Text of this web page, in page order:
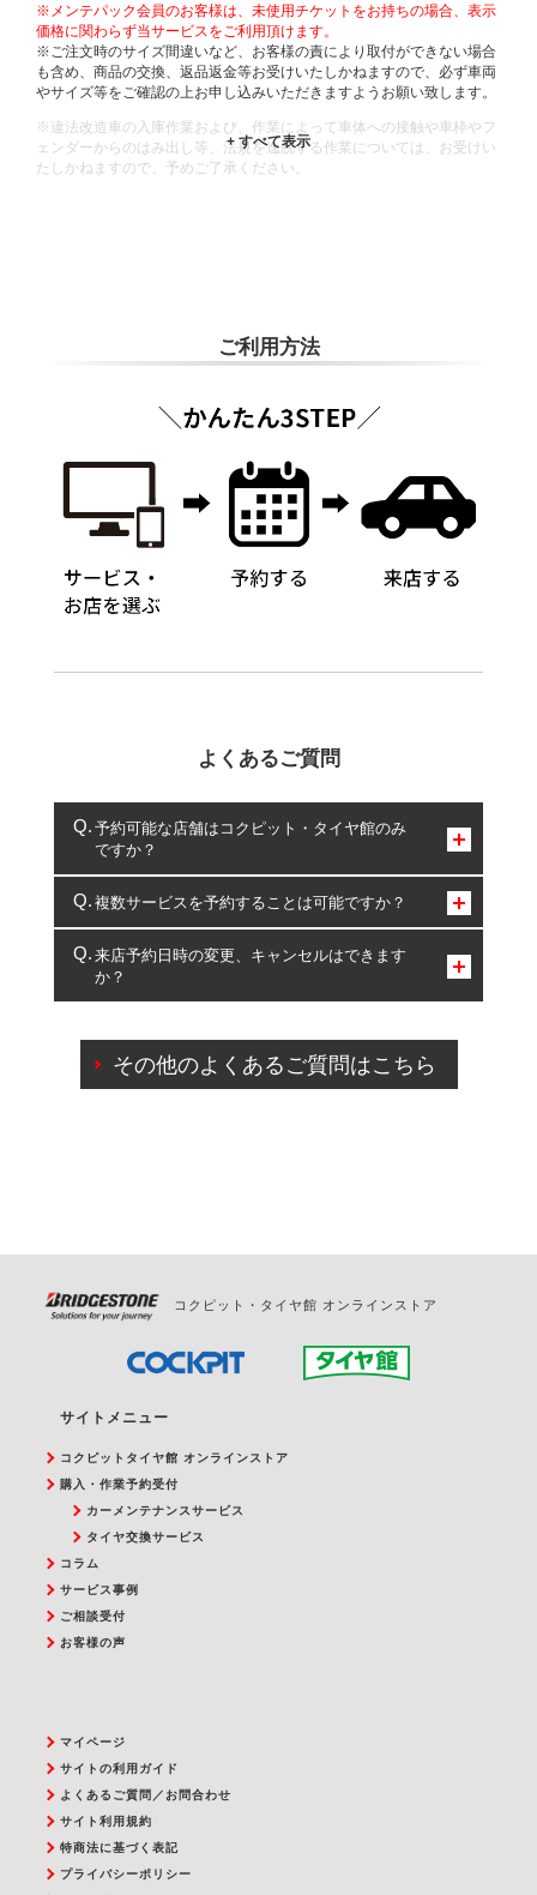
※メンテパック会員のお客様は、未使用チケットをお持ちの場合、表示
価格に関わらず当サービスをご利用頂けます。
※ご注文時のサイズ間違いなど、お客様の責により取付ができない場合
も含め、商品の交換、返品返金等お受けいたしかねますので、必ず車両
やサイズ等をご確認の上お申し込みいただきますようお願い致します。
※違法改造車の入庫作業および、作業によって車体への接触や車枠やフ
ェンダーからのはみ出し等、法規を逸脱する作業については、お受けい
たしかねますので、予めご了承ください。
ご利用方法
よくあるご質問
予約可能な店舗はコクピット・タイヤ館のみ
ですか？
コクピット・タイヤ館のみとなります。
複数サービスを予約することは可能ですか？
複数サービスのご予約は可能です。
一部の商品・サービスの組み合わせに限り、同時にご予約が
出来ないものもございます。
来店予約日時の変更、キャンセルはできます
か？
ご来店予約日の3営業日前を過ぎている場合のご予約
の日時変更につきましては、直接ご予約の店舗まで
その他のよくあるご質問はこちら
コクピット・タイヤ館 オンラインストア
サイトメニュー
コクピットタイヤ館 オンラインストア
購入・作業予約受付
カーメンテナンスサービス
タイヤ交換サービス
コラム
サービス事例
ご相談受付
お客様の声
マイページ
サイトの利用ガイド
よくあるご質問／お問合わせ
サイト利用規約
特商法に基づく表記
プライバシーポリシー